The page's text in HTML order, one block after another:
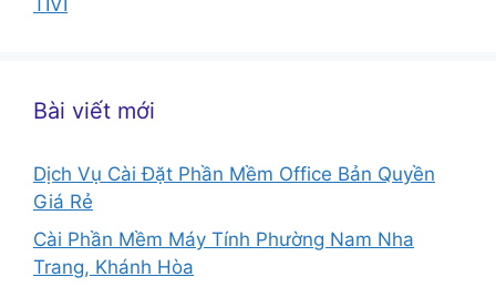
TIVI
Bài viết mới
Dịch Vụ Cài Đặt Phần Mềm Office Bản Quyền
Giá Rẻ
Cài Phần Mềm Máy Tính Phường Nam Nha
Trang, Khánh Hòa